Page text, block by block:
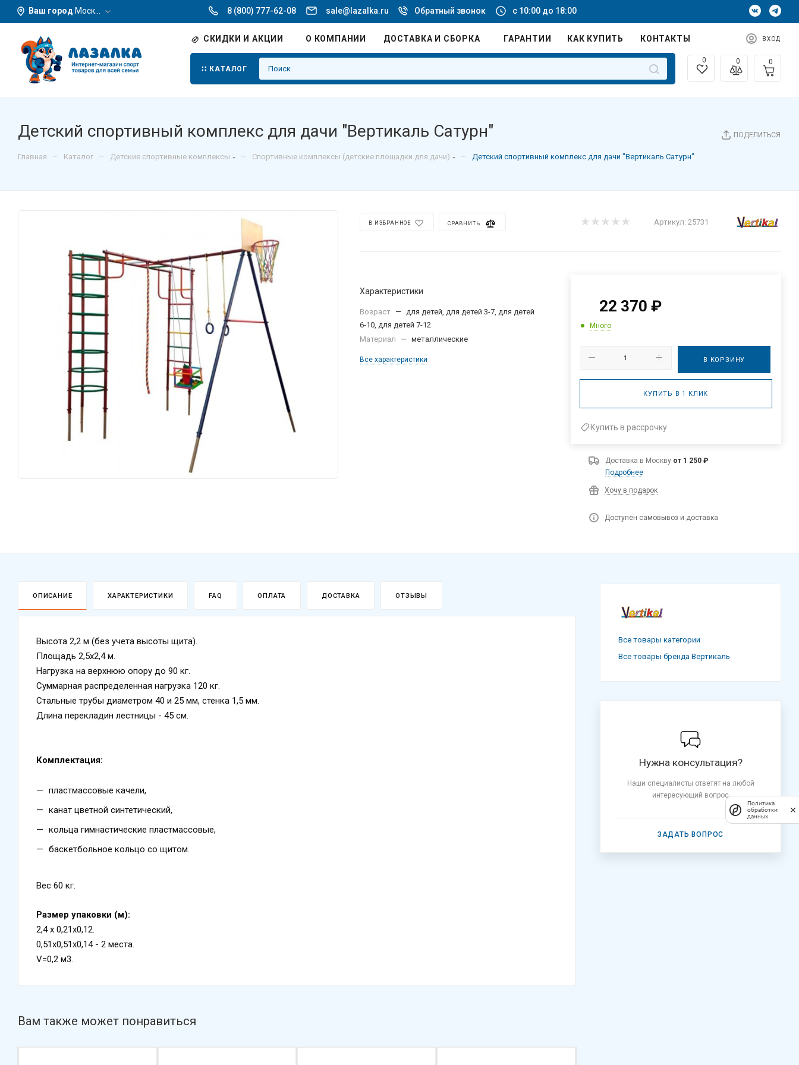
Ваш город Москва 8 (800) 777-62-08 sale@lazalka.ru Обратный звонок с 10:00 до 18:00
СКИДКИ И АКЦИИ О КОМПАНИИ ДОСТАВКА И СБОРКА ГАРАНТИИ КАК КУПИТЬ КОНТАКТЫ ВХОД
КАТАЛОГ
0 0 0
ПОДЕЛИТЬСЯ
Детский спортивный комплекс для дачи "Вертикаль Сатурн"
Главная – Каталог – Детские спортивные комплексы – Спортивные комплексы (детские площадки для дачи) – Детский спортивный комплекс для дачи "Вертикаль Сатурн"
В ИЗБРАННОЕ СРАВНИТЬ Артикул: 25731
Характеристики
Возраст — для детей, для детей 3-7, для детей
6-10, для детей 7-12
Материал
— металлические
Все характеристики
22 370 ₽
Много
В КОРЗИНУ
КУПИТЬ В 1 КЛИК
Купить в рассрочку
Доставка в Москву от 1 250 ₽
Подробнее
Хочу в подарок
Доступен самовывоз и доставка
ОПИСАНИЕ ХАРАКТЕРИСТИКИ FAQ ОПЛАТА ДОСТАВКА ОТЗЫВЫ
Высота 2,2 м (без учета высоты щита).
Площадь 2,5х2,4 м.
Нагрузка на верхнюю опору до 90 кг.
Суммарная распределенная нагрузка 120 кг.
Стальные трубы диаметром 40 и 25 мм, стенка 1,5 мм.
Длина перекладин лестницы - 45 см.
Комплектация:
пластмассовые качели,
канат цветной синтетический,
кольца гимнастические пластмассовые,
баскетбольное кольцо со щитом.
Вес 60 кг.
Размер упаковки (м):
2,4 х 0,21х0,12.
0,51х0,51х0,14 - 2 места.
V=0,2 м3.
Вам также может понравиться
Все товары категории
Все товары бренда Вертикаль
Нужна консультация?
Наши специалисты ответят на любой
интересующий вопрос
ЗАДАТЬ ВОПРОС
Политика
обработки
данных